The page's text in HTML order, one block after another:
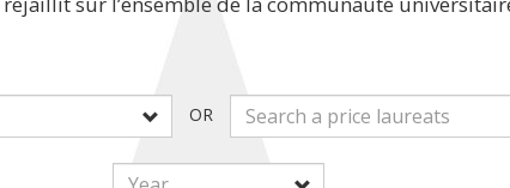
OR